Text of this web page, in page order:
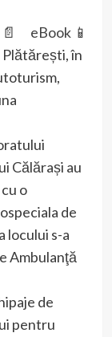
eBook 📱
în
Călărași au
o
de
locului s-a
Ambulanţă
de
pentru